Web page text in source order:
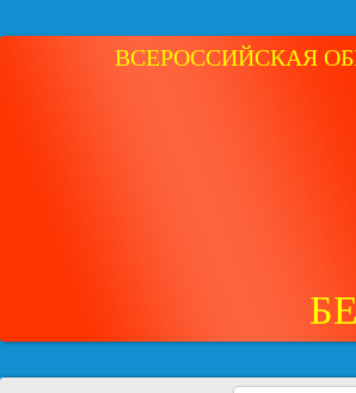
ВСЕРОССИЙСКАЯ